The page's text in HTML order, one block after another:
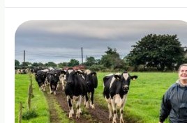
pažangų
pieno
ūkį
puoselėjantiems
Balsevičiams